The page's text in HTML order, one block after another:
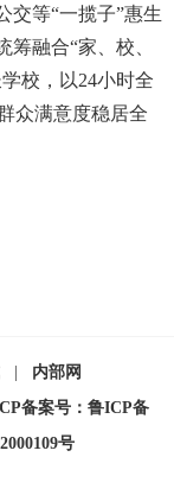
交等“一揽子”惠生
融合“家、校、
校，以24小时全
众满意度稳居全
内部网
备案号：鲁ICP备
号